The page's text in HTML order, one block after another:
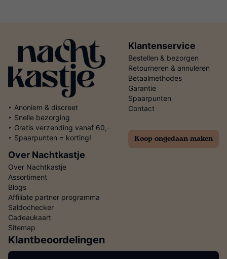
‣ Anoniem & discreet
‣ Snelle bezorging
‣ Gratis verzending vanaf 60,-
‣ Spaarpunten = korting!
Klantenservice
Bestellen & bezorgen
Retourneren & annuleren
Betaalmethodes
Garantie
Spaarpunten
Contact
Koop ongedaan maken
Over Nachtkastje
Over Nachtkastje
Assortiment
Blogs
Affiliate partner programma
Saldochecker
Cadeaukaart
Sitemap
Klantbeoordelingen